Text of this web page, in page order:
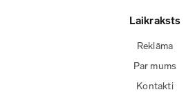
Laikraksts
Reklāma
Par mums
Kontakti